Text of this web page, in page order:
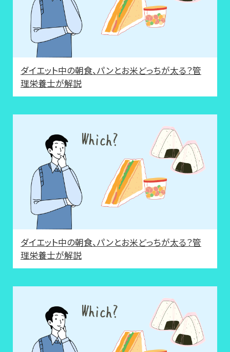
ダイエット中の朝食、パンとお米どっちが太る？管
理栄養士が解説
ダイエット中の朝食、パンとお米どっちが太る？管
理栄養士が解説